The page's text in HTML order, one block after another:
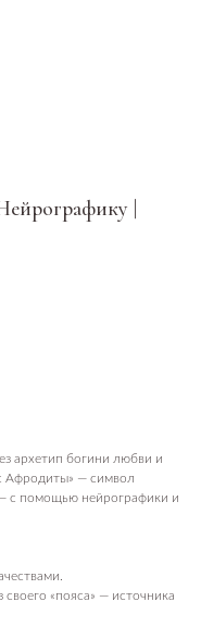
|
архетип богини любви и
Афродиты» — символ
с помощью нейрографики и
«пояса» — источника